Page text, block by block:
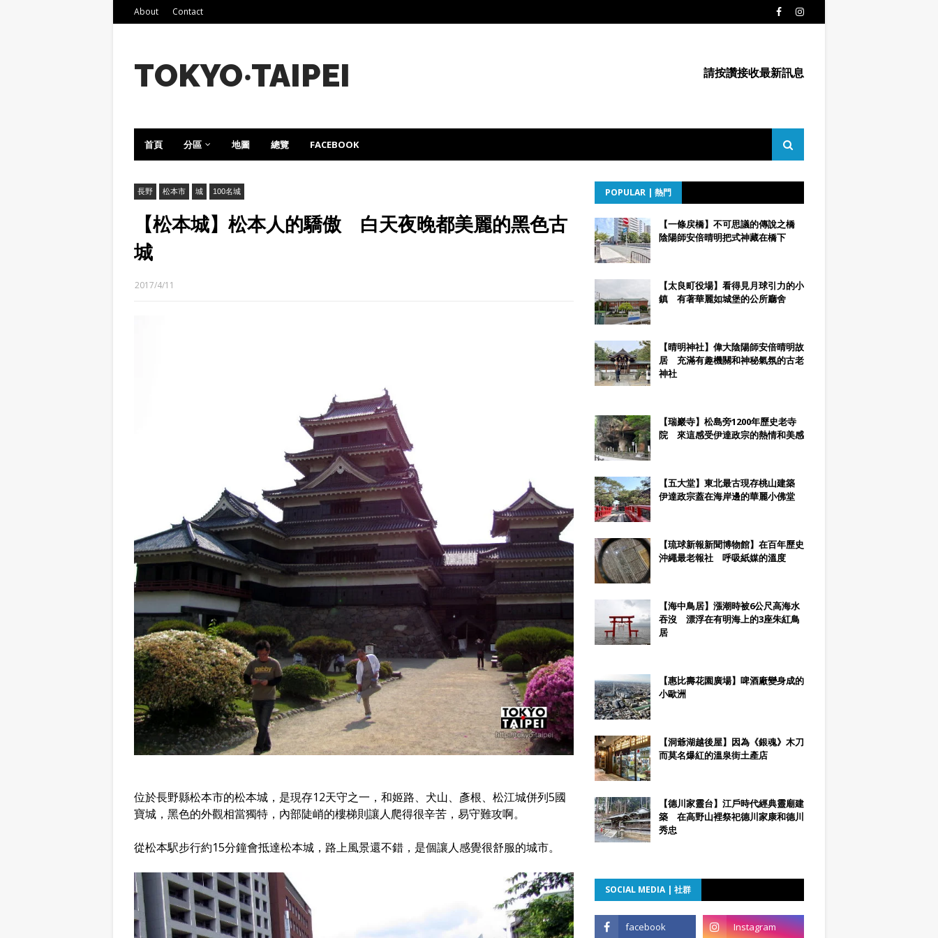
About Contact
TOKYO‧TAIPEI 請按讚接收最新訊息
首頁 分區 地圖 總覽 FACEBOOK
長野 松本市 城 100名城
【松本城】松本人的驕傲 白天夜晚都美麗的黑色古
城
2017/4/11
位於長野縣松本市的松本城，是現存12天守之一，和姬路、犬山、彥根、松江城併列5國
寶城，黑色的外觀相當獨特，內部陡峭的樓梯則讓人爬得很辛苦，易守難攻啊。
從松本駅步行約15分鐘會抵達松本城，路上風景還不錯，是個讓人感覺很舒服的城市。
POPULAR | 熱門
【一條戻橋】不可思議的傳說之橋
陰陽師安倍晴明把式神藏在橋下
【太良町役場】看得見月球引力的小
鎮 有著華麗如城堡的公所廳舍
【晴明神社】偉大陰陽師安倍晴明故
居 充滿有趣機關和神秘氣氛的古老
神社
【瑞巖寺】松島旁1200年歷史老寺
院 來這感受伊達政宗的熱情和美感
【五大堂】東北最古現存桃山建築
伊達政宗蓋在海岸邊的華麗小佛堂
【琉球新報新聞博物館】在百年歷史
沖繩最老報社 呼吸紙媒的溫度
【海中鳥居】漲潮時被6公尺高海水
吞沒 漂浮在有明海上的3座朱紅鳥
居
【惠比壽花園廣場】啤酒廠變身成的
小歐洲
【洞爺湖越後屋】因為《銀魂》木刀
而莫名爆紅的溫泉街土產店
【德川家靈台】江戶時代經典靈廟建
築 在高野山裡祭祀德川家康和德川
秀忠
SOCIAL MEDIA | 社群